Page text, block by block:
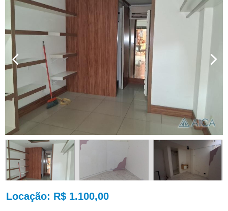
Locação: R$ 1.100,00